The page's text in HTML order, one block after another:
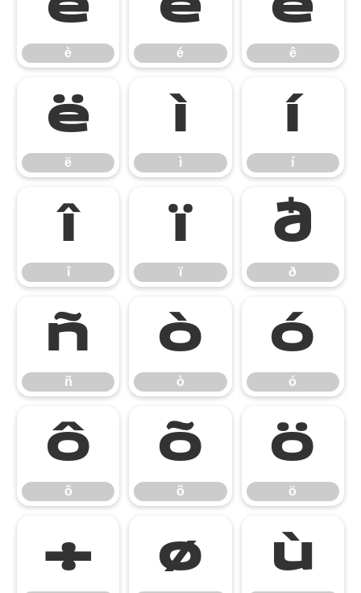
è é ê
ë
ë
ì
ì
í
í
î
î
ï
ï
ð
ð
ñ
ñ
ò
ò
ó
ó
ô
ô
õ
õ
ö
ö
÷ ø ù